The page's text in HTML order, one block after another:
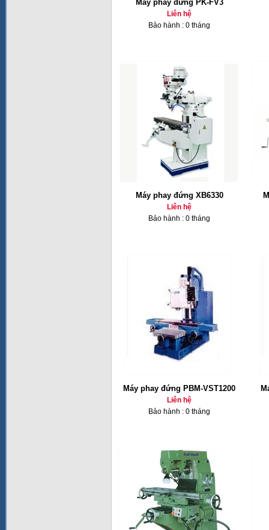
Máy phay đứng PK-FV3
Liên hệ
Bảo hành : 0 tháng
Máy phay đứng XB6330
Liên hệ
Bảo hành : 0 tháng
Máy phay đứng PBM-VST1200
Liên hệ
Bảo hành : 0 tháng